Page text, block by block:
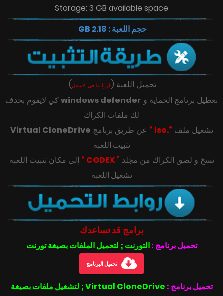
Storage: 3 GB available space
حجم اللعبة : 2.18 GB
تحميل اللعبة (الروابط في الاسفل)
.
تعطيل برنامج الحماية و windows defenderكي لايقوم بحدف
لك ملفات الكراك
تشغيل ملف “.iso “ عن طريق برنامج Virtual CloneDrive
تتبيت اللعبة
‎‫نسخ و لصق الكراك من مجلد ” CODEX “
تشغيل اللعبة
برامج قد تساعدك
تحميل برنامج :التورنت ; لتحميل الملفات بصيغة تورنت
تحميل البرنامج
تحميل برنامج :
Virtual CloneDrive ; لتشغيل ملفات بصيغة